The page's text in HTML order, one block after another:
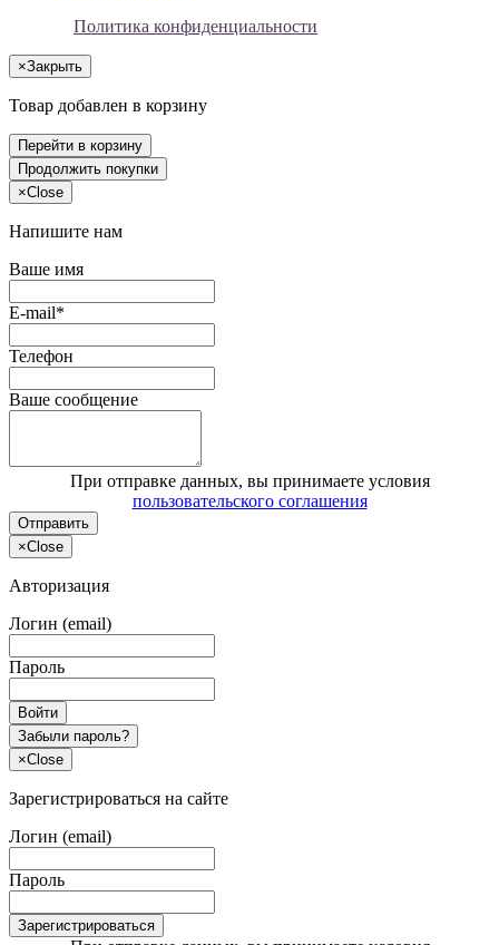
Политика конфиденциальности
×Закрыть
Товар добавлен в корзину
Перейти в корзину
Продолжить покупки
×Close
Напишите нам
Ваше имя
E-mail*
Телефон
Ваше сообщение
При отправке данных, вы принимаете условия
пользовательского соглашения
Отправить
×Close
Авторизация
Логин (email)
Пароль
Войти
Забыли пароль?
×Close
Зарегистрироваться на сайте
Логин (email)
Пароль
Зарегистрироваться